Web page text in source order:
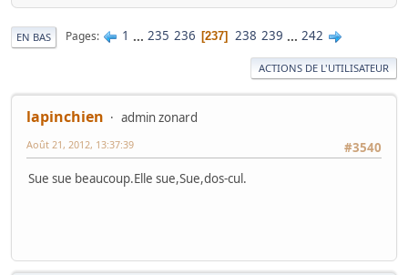
EN BAS Pages 1 ... 235 236 237 238 239 ... 242
ACTIONS DE L'UTILISATEUR
lapinchien
admin zonard
#3540
Août 21, 2012, 13:37:39
Sue sue beaucoup.Elle sue,Sue,dos-cul.